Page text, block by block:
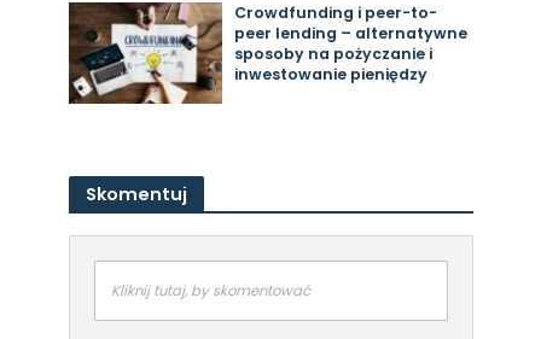
Crowdfunding i peer-to-
peer lending – alternatywne
sposoby na pożyczanie i
inwestowanie pieniędzy
Skomentuj
Kliknij tutaj, by skomentować